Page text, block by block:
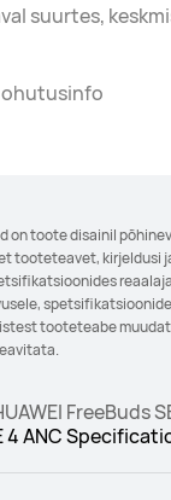
suurtes,
on toote disainil
tooteteavet, kirjeldusi
tooteteabe
FreeBuds
4 ANC